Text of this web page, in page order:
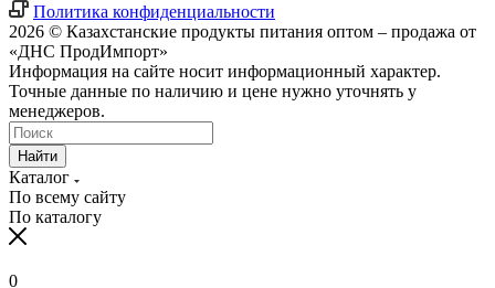
Политика конфиденциальности
2026 © Казахстанские продукты питания оптом – продажа от
«ДНС ПродИмпорт»
Информация на сайте носит информационный характер.
Точные данные по наличию и цене нужно уточнять у
менеджеров.
Найти
Каталог
По всему сайту
По каталогу
0